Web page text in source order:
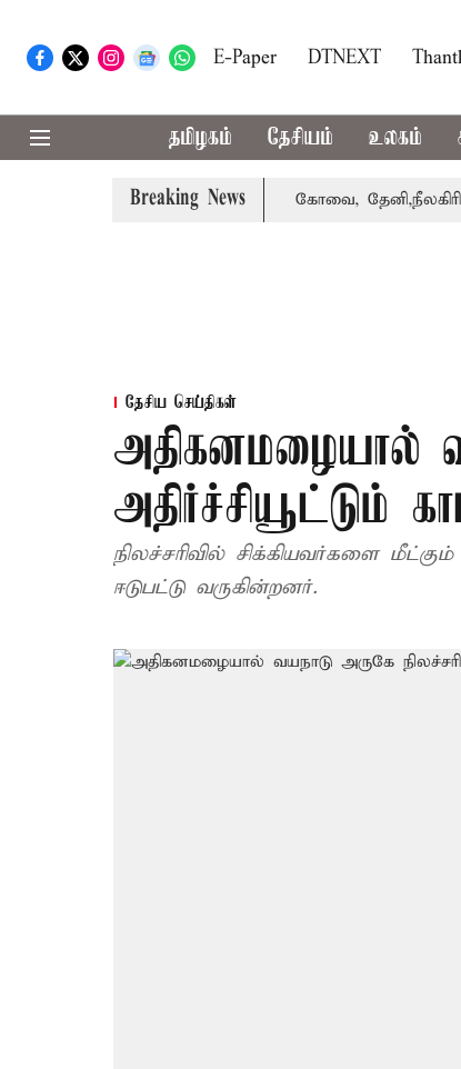
E-Paper DTNEXT
தமிழகம் தேசியம் உலகம்
Breaking News
வாபஸ் பெற்றார் சங்கீதா கோவை, தேனி,நீலகிரி
தேசிய செய்திகள்
அதிகனமழையால்
அதிர்ச்சியூட்டும்
நிலச்சரிவில் சிக்கியவர்களை
ஈடுபட்டு வருகின்றனர்.